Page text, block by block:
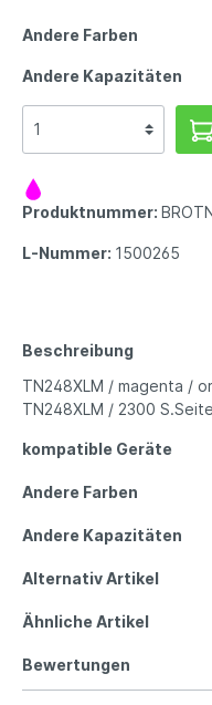
Andere Farben
Andere Kapazitäten
Produktnummer:
L-Nummer: 1500265
Beschreibung
TN248XLM / magenta /
TN248XLM / 2300
kompatible Geräte
Andere Farben
Andere Kapazitäten
Alternativ Artikel
Ähnliche Artikel
Bewertungen